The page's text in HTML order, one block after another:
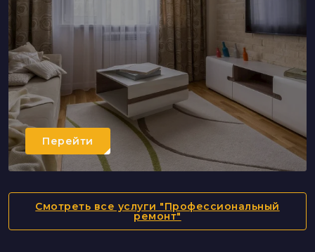
Перейти
Смотреть все услуги "Профессиональный
ремонт"